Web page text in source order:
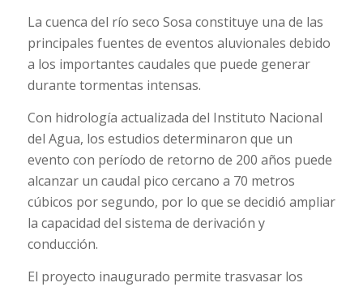
La cuenca del río seco Sosa constituye una de las
principales fuentes de eventos aluvionales debido
a los importantes caudales que puede generar
durante tormentas intensas.
Con hidrología actualizada del Instituto Nacional
del Agua, los estudios determinaron que un
evento con período de retorno de 200 años puede
alcanzar un caudal pico cercano a 70 metros
cúbicos por segundo, por lo que se decidió ampliar
la capacidad del sistema de derivación y
conducción.
El proyecto inaugurado permite trasvasar los